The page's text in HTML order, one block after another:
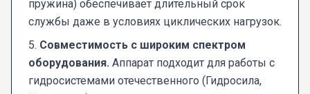
пружина) обеспечивает длительный срок
службы даже в условиях циклических нагрузок.
5. Совместимость с широким спектром
оборудования. Аппарат подходит для работы с
гидросистемами отечественного (Гидросила,